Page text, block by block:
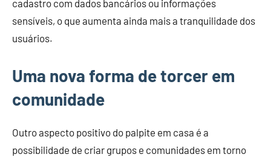
cadastro com dados bancários ou informações
sensíveis, o que aumenta ainda mais a tranquilidade dos
usuários.
Uma nova forma de torcer em
comunidade
Outro aspecto positivo do palpite em casa é a
possibilidade de criar grupos e comunidades em torno